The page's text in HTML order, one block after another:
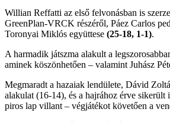
Willian Reffatti az első felvonásban is
GreenPlan-VRCK részéről, Páez Carlos
Toronyai Miklós együttese (25-18, 1-1).
A harmadik játszma alakult a
aminek köszönhetően – valamint Juhász
Megmaradt a hazaiak lendülete, Dávid
alakulat (16-14), és a hajrához érve
piros lap villant – végjátékot követően a